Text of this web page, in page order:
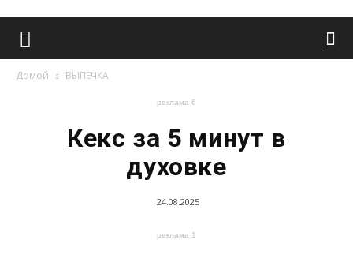
Домой ВЫПЕЧКА
реклама 6
Кекс за 5 минут в
духовке
24.08.2025
реклама 1